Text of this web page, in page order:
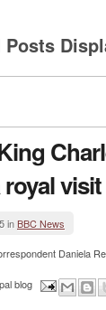
Posts
visit
inBBC News
Daniela
blog